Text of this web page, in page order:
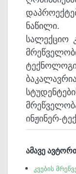
ნაწილი.
სალექციო
ინჟინერ-
ამავე
კვების